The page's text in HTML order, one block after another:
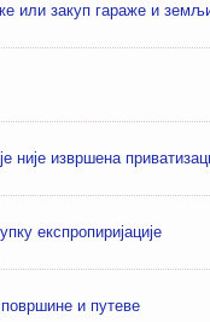
или закуп гараже и
није извршена
експропиријације
и путеве